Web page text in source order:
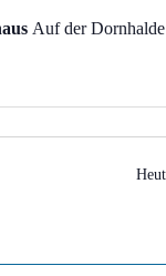
Auf der